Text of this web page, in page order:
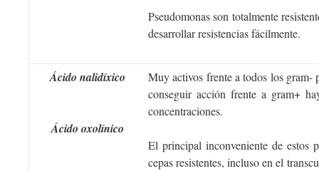
Pseudomonas son totalmente
desarrollar resistencias fácilmente.
Ácido nalidíxico
Ácido oxolínico
Muy activos frente a todos los gram-
conseguir acción frente a gram+
concentraciones.
El principal inconveniente de estos
cepas resistentes, incluso en el